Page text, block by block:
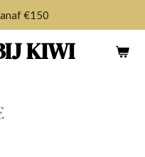
KIWI